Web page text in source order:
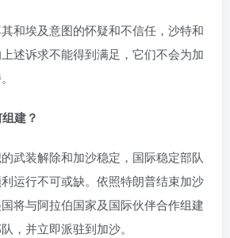
和埃及意图的怀疑和不信任，沙特和
述诉求不能得到满足，它们不会为加
建？
武装解除和加沙稳定，国际稳定部队
运行不可或缺。依照特朗普结束加沙
将与阿拉伯国家及国际伙伴合作组建
，并立即派驻到加沙。